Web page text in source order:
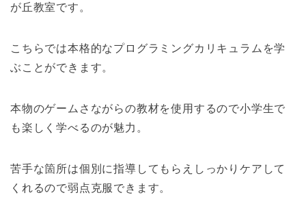
が丘教室です。
こちらでは本格的なプログラミングカリキュラムを学
ぶことができます。
本物のゲームさながらの教材を使用するので小学生で
も楽しく学べるのが魅力。
苦手な箇所は個別に指導してもらえしっかりケアして
くれるので弱点克服できます。